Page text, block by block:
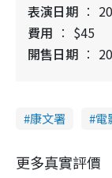
表演日期
費用
$45
開售日期
康文署 電
更多真實評價